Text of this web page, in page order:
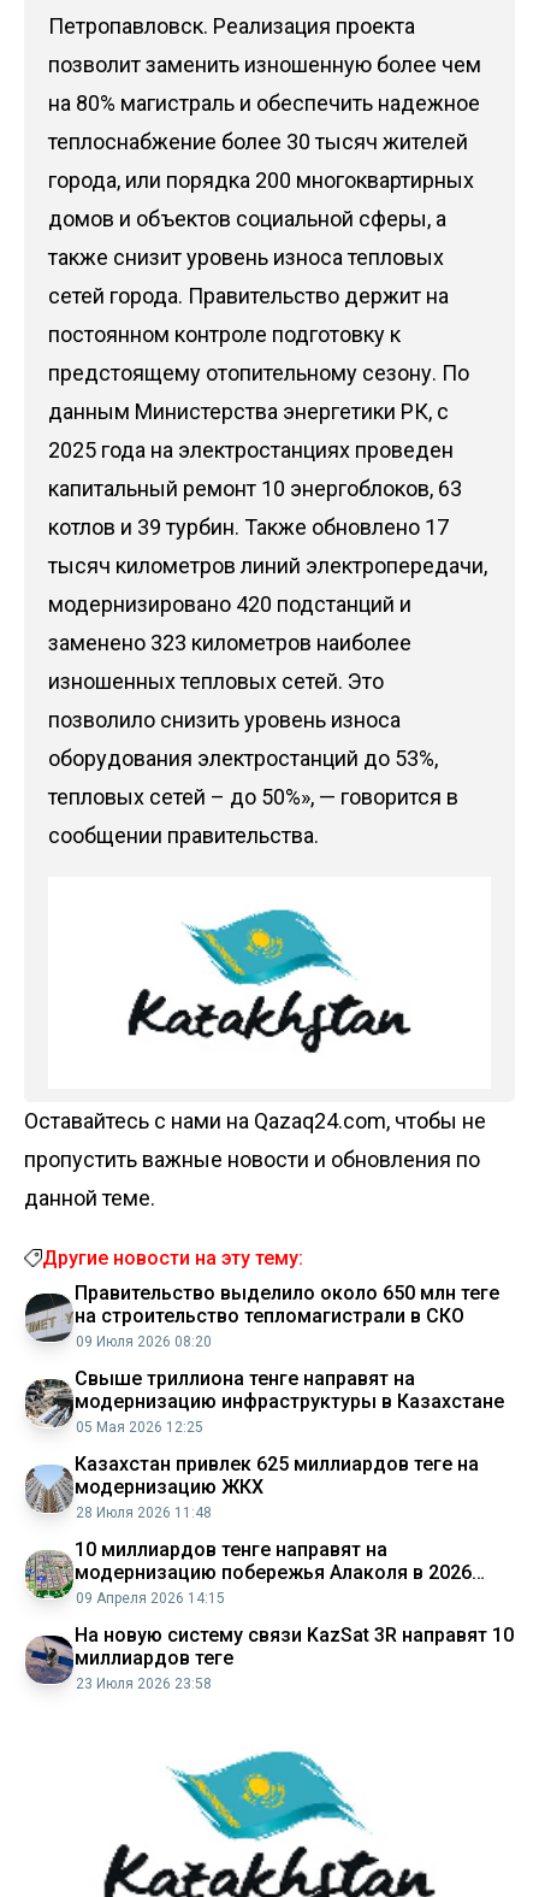
Петропавловск. Реализация проекта
позволит заменить изношенную более чем
на 80% магистраль и обеспечить надежное
теплоснабжение более 30 тысяч жителей
города, или порядка 200 многоквартирных
домов и объектов социальной сферы, а
также снизит уровень износа тепловых
сетей города. Правительство держит на
постоянном контроле подготовку к
предстоящему отопительному сезону. По
данным Министерства энергетики РК, с
2025 года на электростанциях проведен
капитальный ремонт 10 энергоблоков, 63
котлов и 39 турбин. Также обновлено 17
тысяч километров линий электропередачи,
модернизировано 420 подстанций и
заменено 323 километров наиболее
изношенных тепловых сетей. Это
позволило снизить уровень износа
оборудования электростанций до 53%,
тепловых сетей – до 50%», — говорится в
сообщении правительства.
Оставайтесь с нами на Qazaq24.com, чтобы не
пропустить важные новости и обновления по
данной теме.
Другие новости на эту тему:
Правительство выделило около 650 млн теңге
на строительство тепломагистрали в СКО
09 Июля 2026 08:20
Свыше триллиона тенге направят на
модернизацию инфраструктуры в Казахстане
05 Мая 2026 12:25
Казахстан привлек 625 миллиардов теңге на
модернизацию ЖКХ
28 Июля 2026 11:48
10 миллиардов тенге направят на
модернизацию побережья Алаколя в 2026
году
09 Апреля 2026 14:15
На новую систему связи KazSat 3R направят 10
миллиардов теңге
23 Июля 2026 23:58